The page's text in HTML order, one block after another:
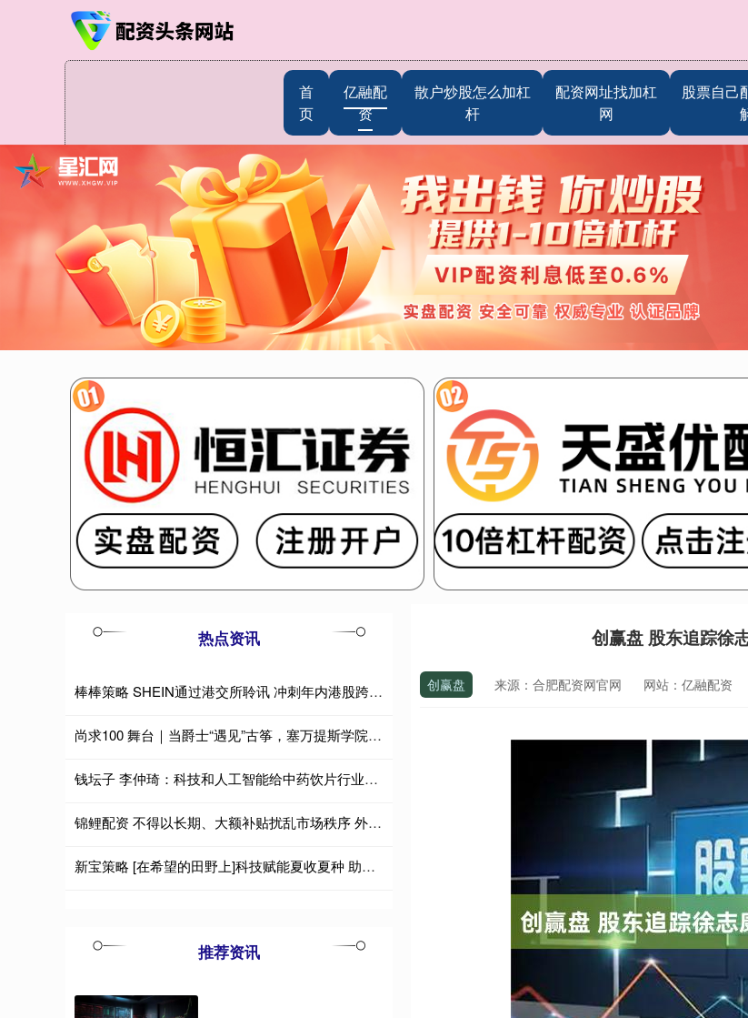
首
页
亿融配
资
散户炒股怎么加杠
杆
配资网址找加杠
网
股票自己
创赢盘 股东追踪徐
创赢盘 来源：合肥配资网官网 网站：亿融配资
热点资讯
棒棒策略 SHEIN通过港交所聆讯 冲刺年内港股跨境电商最大IPO
尚求100 舞台｜当爵士“遇见”古筝，塞万提斯学院融合音乐会
钱坛子 李仲琦：科技和人工智能给中药饮片行业带来质的改变
锦鲤配资 不得以长期、大额补贴扰乱市场秩序 外卖平台新规征求意见
新宝策略 [在希望的田野上]科技赋能夏收夏种 助力粮食稳产丰收
推荐资讯